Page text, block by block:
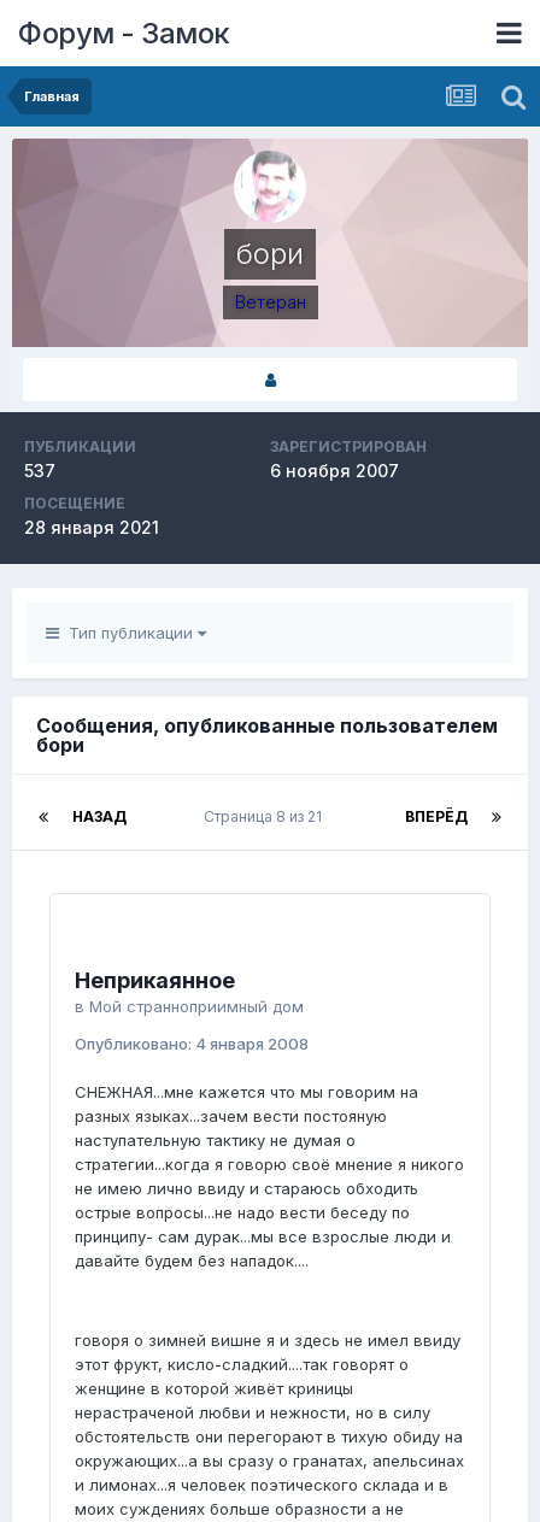
Форум - Замок
Главная
бори
Ветеран
ПУБЛИКАЦИИ
537
ЗАРЕГИСТРИРОВАН
6 ноября 2007
ПОСЕЩЕНИЕ
28 января 2021
Тип публикации
Сообщения, опубликованные пользователем
бори
НАЗАД ВПЕРЁД
Страница 8 из 21
Неприкаянное
в Мой странноприимный дом
Опубликовано: 4 января 2008
СНЕЖНАЯ...мне кажется что мы говорим на
разных языках...зачем вести постояную
наступательную тактику не думая о
стратегии...когда я говорю своё мнение я никого
не имею лично ввиду и стараюсь обходить
острые вопросы...не надо вести беседу по
принципу- сам дурак...мы все взрослые люди и
давайте будем без нападок....
говоря о зимней вишне я и здесь не имел ввиду
этот фрукт, кисло-сладкий....так говорят о
женщине в которой живёт криницы
нерастраченой любви и нежности, но в силу
обстоятельств они перегорают в тихую обиду на
окружающих...а вы сразу о гранатах, апельсинах
и лимонах...я человек поэтического склада и в
моих суждениях больше образности а не